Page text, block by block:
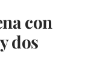
con
dos